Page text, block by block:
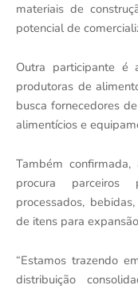
materiais de
potencial de
Outra participante é
produtoras de
busca fornecedores
alimentícios e
Também
procura parceiros
processados,
de itens para
“Estamos trazendo
distribuição